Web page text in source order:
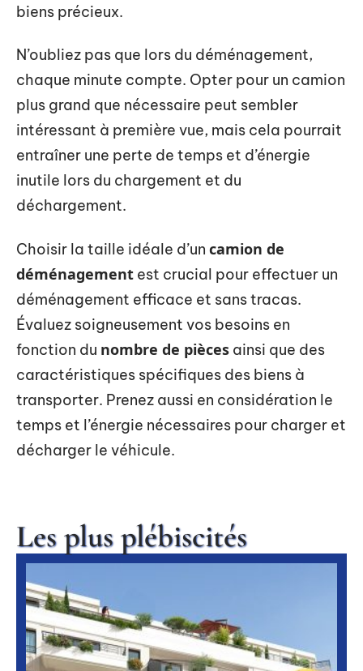
biens précieux.
N’oubliez pas que lors du déménagement,
chaque minute compte. Opter pour un camion
plus grand que nécessaire peut sembler
intéressant à première vue, mais cela pourrait
entraîner une perte de temps et d’énergie
inutile lors du chargement et du
déchargement.
Choisir la taille idéale d’un camion de
déménagement est crucial pour effectuer un
déménagement efficace et sans tracas.
Évaluez soigneusement vos besoins en
fonction du nombre de pièces ainsi que des
caractéristiques spécifiques des biens à
transporter. Prenez aussi en considération le
temps et l’énergie nécessaires pour charger et
décharger le véhicule.
Les plus plébiscités